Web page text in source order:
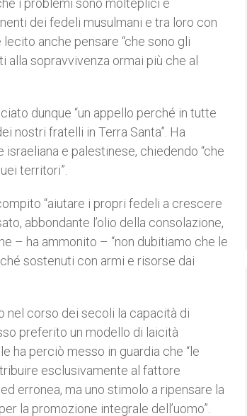
i problemi sono molteplici e
dei fedeli musulmani e tra loro con
anche pensare “che sono gli
sopravvivenza ormai più che al
dunque “un appello perché in tutte
nostri fratelli in Terra Santa”. Ha
e palestinese, chiedendo “che
territori”.
“aiutare i propri fedeli a crescere
abbondante l’olio della consolazione,
– ha ammonito – “non dubitiamo che le
sostenuti con armi e risorse dai
nel corso dei secoli la capacità di
preferito un modello di laicità
ha perciò messo in guardia che “le
esclusivamente al fattore
erronea, ma uno stimolo a ripensare la
la promozione integrale dell’uomo”.